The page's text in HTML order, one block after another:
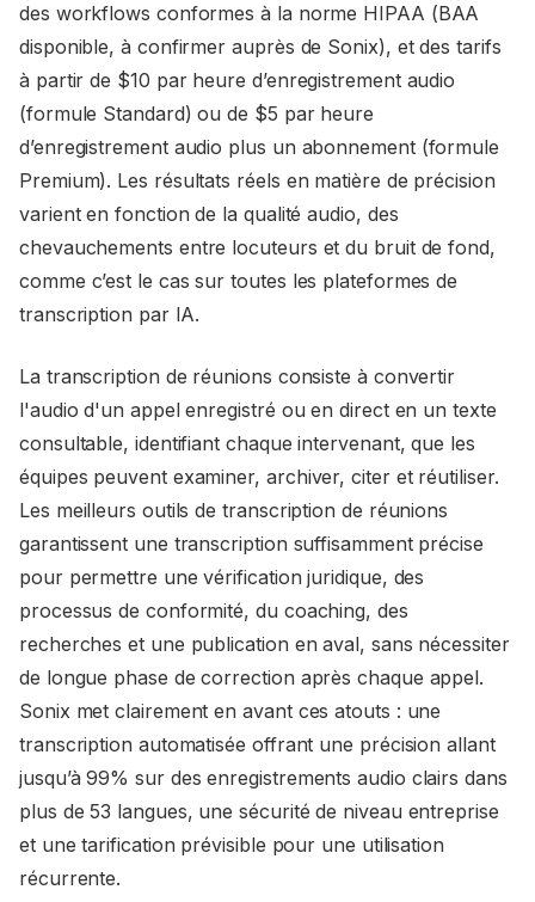
des workflows conformes à la norme HIPAA (BAA
disponible, à confirmer auprès de Sonix), et des tarifs
à partir de $10 par heure d’enregistrement audio
(formule Standard) ou de $5 par heure
d’enregistrement audio plus un abonnement (formule
Premium). Les résultats réels en matière de précision
varient en fonction de la qualité audio, des
chevauchements entre locuteurs et du bruit de fond,
comme c’est le cas sur toutes les plateformes de
transcription par IA.
La transcription de réunions consiste à convertir
l'audio d'un appel enregistré ou en direct en un texte
consultable, identifiant chaque intervenant, que les
équipes peuvent examiner, archiver, citer et réutiliser.
Les meilleurs outils de transcription de réunions
garantissent une transcription suffisamment précise
pour permettre une vérification juridique, des
processus de conformité, du coaching, des
recherches et une publication en aval, sans nécessiter
de longue phase de correction après chaque appel.
Sonix met clairement en avant ces atouts : une
transcription automatisée offrant une précision allant
jusqu’à 99% sur des enregistrements audio clairs dans
plus de 53 langues, une sécurité de niveau entreprise
et une tarification prévisible pour une utilisation
récurrente.